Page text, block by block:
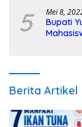
5 Mei 8,
Bupati
Berita Artikel